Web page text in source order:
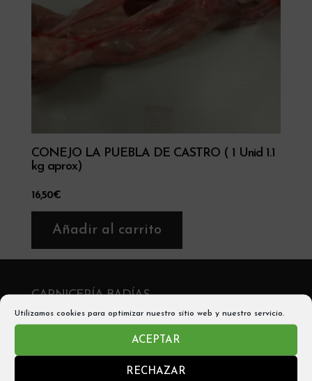
Utilizamos cookies para optimizar nuestro sitio web y nuestro servicio.
ACEPTAR
RECHAZAR
CONEJO LA PUEBLA DE CASTRO ( 1 Unid 1.1
kg aprox)
16,50€
Añadir al carrito
CARNICERÍA BADÍAS
C/ San Victorián, 2 , 22330 Aínsa
Móvil y Whatsapp: 680542705